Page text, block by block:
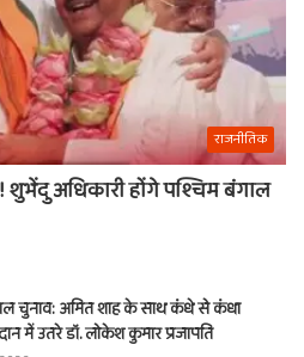
राजनीतिक
अधिकारी होंगे पश्चिम बंगाल
चुनाव: अमित शाह के साथ कंधे से कंधा
में उतरे डॉ. लोकेश कुमार प्रजापति